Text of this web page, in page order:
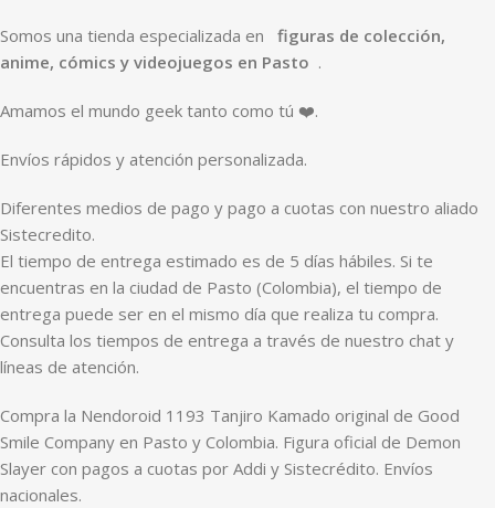
Somos una tienda especializada en figuras de colección,
anime, cómics y videojuegos en Pasto .
Amamos el mundo geek tanto como tú ❤️.
Envíos rápidos y atención personalizada.
Diferentes medios de pago y pago a cuotas con nuestro aliado
Sistecredito.
El tiempo de entrega estimado es de 5 días hábiles. Si te
encuentras en la ciudad de Pasto (Colombia), el tiempo de
entrega puede ser en el mismo día que realiza tu compra.
Consulta los tiempos de entrega a través de nuestro chat y
líneas de atención.
Compra la Nendoroid 1193 Tanjiro Kamado original de Good
Smile Company en Pasto y Colombia. Figura oficial de Demon
Slayer con pagos a cuotas por Addi y Sistecrédito. Envíos
nacionales.